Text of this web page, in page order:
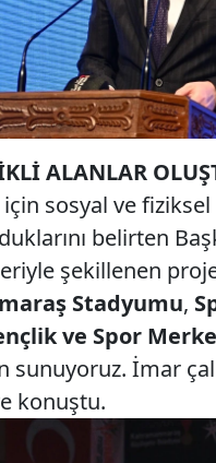
ALANLAR
sosyal ve
belirten
şekillenen
Stadyumu,
ve Spor
sunuyoruz. İmar
konuştu.